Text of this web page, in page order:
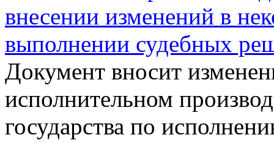
внесении изменений в
выполнении судебных
Документ вносит
исполнительном
государства по